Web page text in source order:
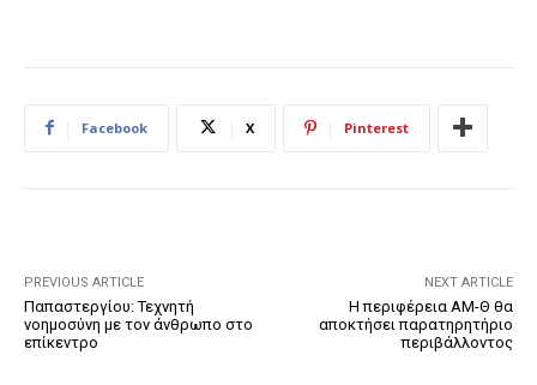
Facebook X Pinterest
PREVIOUS ARTICLE
Παπαστεργίου: Τεχνητή
νοημοσύνη με τον άνθρωπο στο
επίκεντρο
NEXT ARTICLE
Η περιφέρεια ΑΜ-Θ θα
αποκτήσει παρατηρητήριο
περιβάλλοντος